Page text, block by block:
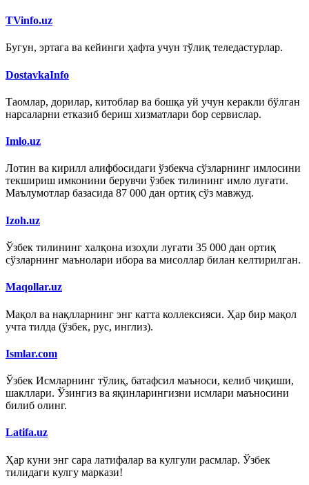
TVinfo.uz
Бугун, эртага ва кейинги ҳафта учун тўлиқ теледастурлар.
DostavkaInfo
Таомлар, дорилар, китоблар ва бошқа уй учун керакли бўлган
нарсаларни етказиб бериш хизматлари бор сервислар.
Imlo.uz
Лотин ва кирилл алифбосидаги ўзбекча сўзларнинг имлосини
текшириш имконини берувчи ўзбек тилининг имло луғати.
Маълумотлар базасида 87 000 дан ортиқ сўз мавжуд.
Izoh.uz
Ўзбек тилининг халқона изоҳли луғати 35 000 дан ортиқ
сўзларнинг маънолари ибора ва мисоллар билан келтирилган.
Maqollar.uz
Мақол ва нақлларнинг энг катта коллексияси. Ҳар бир мақол
учта тилда (ўзбек, рус, инглиз).
Ismlar.com
Ўзбек Исмларнинг тўлиқ, батафсил маъноси, келиб чиқиши,
шакллари. Ўзингиз ва яқинларингизни исмлари маъносини
билиб олинг.
Latifa.uz
Ҳар куни энг сара латифалар ва кулгули расмлар. Ўзбек
тилидаги кулгу маркази!